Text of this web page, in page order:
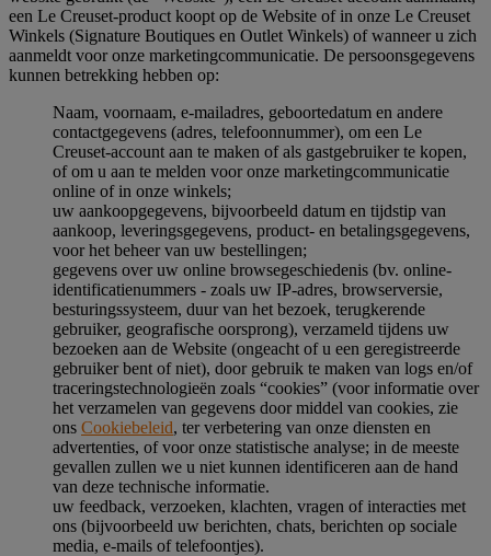
een Le Creuset-product koopt op de Website of in onze Le Creuset
Winkels (Signature Boutiques en Outlet Winkels) of wanneer u zich
aanmeldt voor onze marketingcommunicatie. De persoonsgegevens
kunnen betrekking hebben op:
Naam, voornaam, e-mailadres, geboortedatum en andere
contactgegevens (adres, telefoonnummer), om een Le
Creuset-account aan te maken of als gastgebruiker te kopen,
of om u aan te melden voor onze marketingcommunicatie
online of in onze winkels;
uw aankoopgegevens, bijvoorbeeld datum en tijdstip van
aankoop, leveringsgegevens, product- en betalingsgegevens,
voor het beheer van uw bestellingen;
gegevens over uw online browsegeschiedenis (bv. online-
identificatienummers - zoals uw IP-adres, browserversie,
besturingssysteem, duur van het bezoek, terugkerende
gebruiker, geografische oorsprong), verzameld tijdens uw
bezoeken aan de Website (ongeacht of u een geregistreerde
gebruiker bent of niet), door gebruik te maken van logs en/of
traceringstechnologieën zoals “cookies” (voor informatie over
het verzamelen van gegevens door middel van cookies, zie
ons Cookiebeleid, ter verbetering van onze diensten en
advertenties, of voor onze statistische analyse; in de meeste
gevallen zullen we u niet kunnen identificeren aan de hand
van deze technische informatie.
uw feedback, verzoeken, klachten, vragen of interacties met
ons (bijvoorbeeld uw berichten, chats, berichten op sociale
media, e-mails of telefoontjes).